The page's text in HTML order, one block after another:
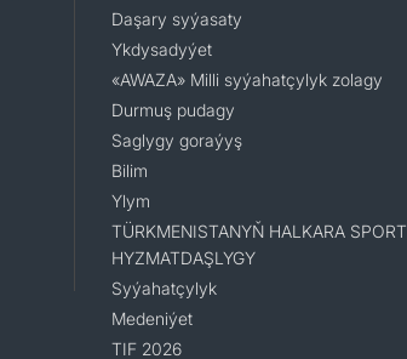
Daşary syýasaty
Ykdysadyýet
«AWAZA» Milli syýahatçylyk zolagy
Durmuş pudagy
Saglygy goraýyş
Bilim
Ylym
TÜRKMENISTANYŇ HALKARA SPORT
HYZMATDAŞLYGY
Syýahatçylyk
Medeniýet
TIF 2026